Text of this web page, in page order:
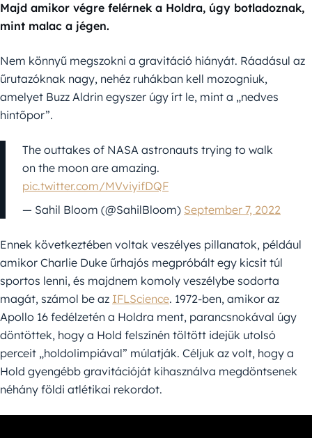
Majd amikor végre felérnek a Holdra, úgy botladoznak,
mint malac a jégen.
Nem könnyű megszokni a gravitáció hiányát. Ráadásul az
űrutazóknak nagy, nehéz ruhákban kell mozogniuk,
amelyet Buzz Aldrin egyszer úgy írt le, mint a „nedves
hintőpor”.
The outtakes of NASA astronauts trying to walk
on the moon are amazing.
pic.twitter.com/MVviyifDQF
— Sahil Bloom (@SahilBloom) September 7, 2022
Ennek következtében voltak veszélyes pillanatok, például
amikor Charlie Duke űrhajós megpróbált egy kicsit túl
sportos lenni, és majdnem komoly veszélybe sodorta
magát, számol be az IFLScience. 1972-ben, amikor az
Apollo 16 fedélzetén a Holdra ment, parancsnokával úgy
döntöttek, hogy a Hold felszínén töltött idejük utolsó
perceit „holdolimpiával” múlatják. Céljuk az volt, hogy a
Hold gyengébb gravitációját kihasználva megdöntsenek
néhány földi atlétikai rekordot.